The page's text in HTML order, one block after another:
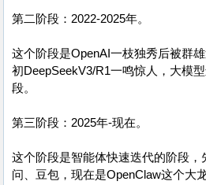
第二阶段：2022-2025年。
这个阶段是OpenAI一枝独秀后被群
初DeepSeekV3/R1一鸣惊人，大模
段。
第三阶段：2025年-现在。
这个阶段是智能体快速迭代的阶段，
问、豆包，现在是OpenClaw这个大